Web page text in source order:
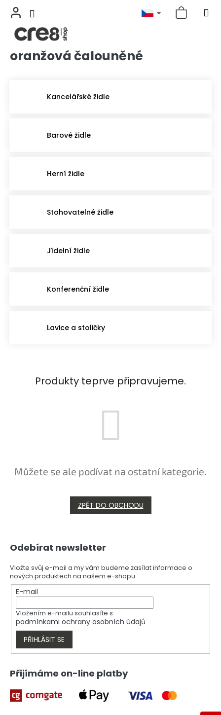
Přejítoranžová čalouněné
Kancelářské židle
Barové židle
Herní židle
Stohovatelné židle
Jídelní židle
Konferenční židle
Lavice a stoličky
Produkty teprve připravujeme.
Můžete se ale podívat na ostatní kategorie.
ZPĚT DO OBCHODU
Odebírat newsletter
Vložte svůj e-mail a my vám budeme zasílat informace o
nových produktech na našem e-shopu.
E-mail
Vložením e-mailu souhlasíte s
podmínkami ochrany osobních údajů
PŘIHLÁSIT SE
Přijímáme on-line platby